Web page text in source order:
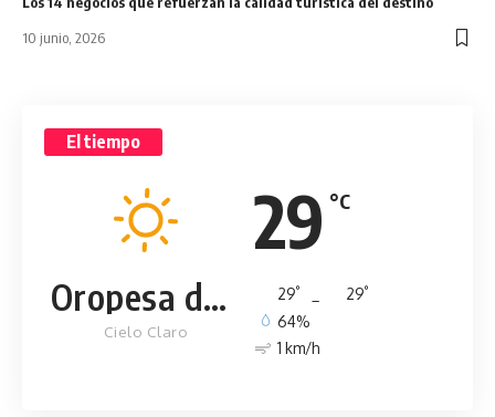
10 junio, 2026
El tiempo
29 °C
Oropesa del Mar
Cielo Claro
29° 29°
64%
1 km/h